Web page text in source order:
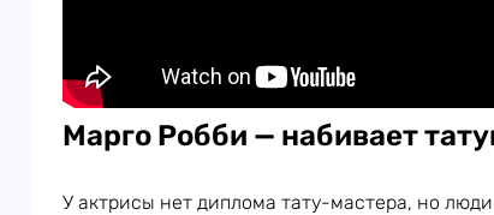
Марго Робби — набивает
У актрисы нет диплома тату-мастера, но